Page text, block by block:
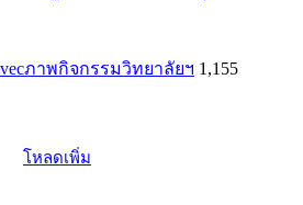
ภาพกิจกรรมวิทยาลัยฯ 1,155
โหลดเพิ่ม